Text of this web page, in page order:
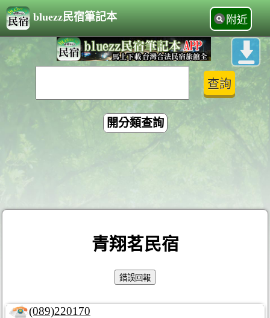
bluezz民宿筆記本 附近
開分類查詢
青翔茗民宿
(089)220170